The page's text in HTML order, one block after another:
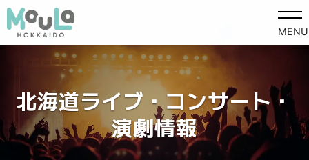
MENU
北海道ライブ・コンサート・
演劇情報